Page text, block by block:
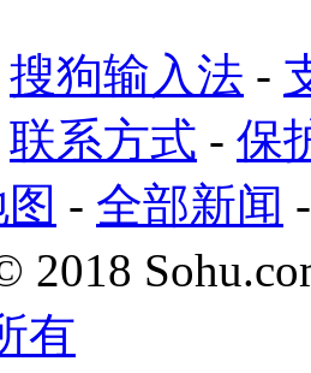
搜狗输入法 -
联系方式 - 保
- 全部新闻
2018
有